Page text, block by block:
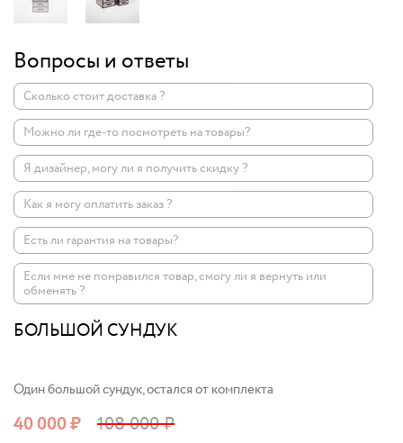
Вопросы и ответы
Сколько стоит доставка ?
Можно ли где-то посмотреть на товары?
Я дизайнер, могу ли я получить скидку ?
Как я могу оплатить заказ ?
Есть ли гарантия на товары?
Если мне не понравился товар, смогу ли я вернуть или
обменять ?
БОЛЬШОЙ СУНДУК
Один большой сундук, остался от комплекта
40 000₽ 108 000₽